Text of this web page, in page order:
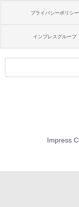
プライバシーポリシー
インプレスグループ
Impress